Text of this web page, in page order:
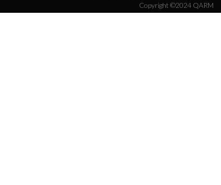
Copyright ©2024 QARM